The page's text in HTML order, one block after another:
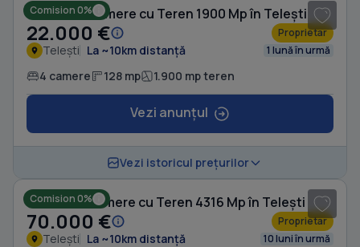
Comision 0%
Casă cu 4 camere cu Teren 1900 Mp în Telești
22.000 € Proprietar
Telești La ~10km distanță 1 lună în urmă
4 camere 128 mp 1.900 mp teren
Vezi anunțul
Vezi istoricul prețurilor
Comision 0%
Casă cu 5 camere cu Teren 4316 Mp în Telești
70.000 € Proprietar
Telești La ~10km distanță 10 luni în urmă